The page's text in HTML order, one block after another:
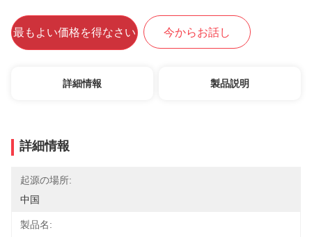
最もよい価格を得なさい 今からお話し
詳細情報 製品説明
詳細情報
起源の場所:
中国
製品名: